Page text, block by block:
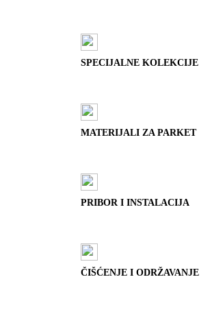
SPECIJALNE KOLEKCIJE
MATERIJALI ZA PARKET
PRIBOR I INSTALACIJA
ČIŠĆENJE I ODRŽAVANJE